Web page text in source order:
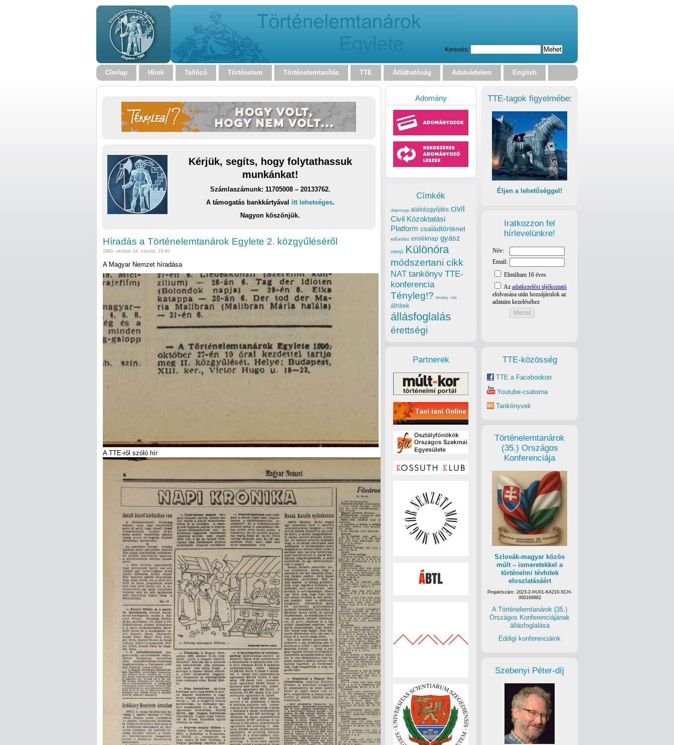
Keresés:
Címlap Hírek Tallózó Történelem Történelemtanítás TTE Átláthatóság Adatvédelem English
Kérjük, segíts, hogy folytathassuk
munkánkat!
Számlaszámunk: 11705008 – 20133762.
A támogatás bankkártyával itt lehetséges.
Nagyon köszönjük.
Híradás a Történelemtanárok Egylete 2. közgyűléséről
1990. október 24. szerda, 19:40
A Magyar Nemzet híradása
A TTE-ről szóló hír
TTE-tagok figyelmébe:
Éljen a lehetőséggel!
Iratkozzon fel
hírlevelünkre!
TTE-közösség
TTE a Facebookon
Youtube-csatorna
Tankönyvek
Történelemtanárok
(35.) Országos
Konferenciája
Szlovák-magyar közös
múlt – ismeretekkel a
történelmi tévhitek
eloszlatásáért
Projektszám: 2023-2-HU01-KA210-SCH-
000169882
A Történelemtanárok (35.)
Országos Konferenciájának
állásfoglalása
Eddigi konferenciáink
Szebenyi Péter-díj
Adomány
Címkék
alapvizsga aláírásgyűjtés civil
Civil Közoktatási
Platform családtörténet
előadás emléknap gyász
interjú Különóra
módszertani cikk
NAT tankönyv TTE-
konferencia
Tényleg!? törvény vita
álhírek
állásfoglalás
érettségi
Partnerek